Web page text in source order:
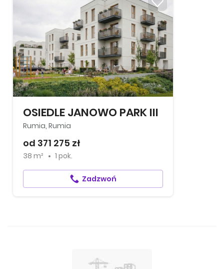
OSIEDLE JANOWO PARK III
Rumia, Rumia
od 371 275 zł
38 m² 1 pok.
Zadzwoń